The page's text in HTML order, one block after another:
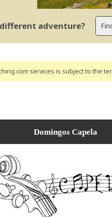
adventure?
services is subject to the
Domingos Capela